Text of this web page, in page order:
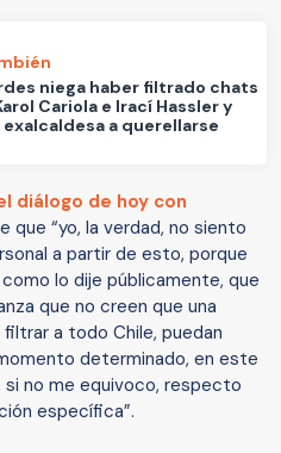
niega haber filtrado chats
Cariola e Irací Hassler y
exalcaldesa a querellarse
diálogo de hoy con
que “yo, la verdad, no siento
a partir de esto, porque
lo dije públicamente, que
que no creen que una
a todo Chile, puedan
determinado, en este
no me equivoco, respecto
específica”.